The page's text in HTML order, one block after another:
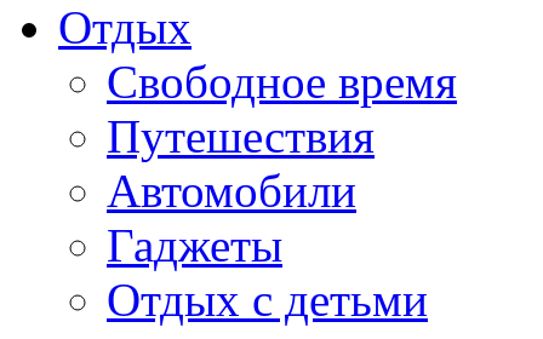
Отдых
Свободное время
Путешествия
Автомобили
Гаджеты
Отдых с детьми